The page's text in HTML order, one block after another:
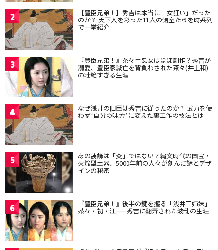
2 【豊臣兄弟！】秀吉は本当に「女狂い」だった
のか？ 天下人を彩った11人の側室たちを時系列
で一挙紹介
3 『豊臣兄弟！』茶々＝悪女はほぼ創作？秀吉が
溺愛、豊臣家滅亡を背負わされた茶々(井上和)
の壮絶すぎる生涯
4 なぜ浅井の旧臣は秀吉に従ったのか？ 武力を使
わず“自分の味方”に変えた裏工作の技法とは
5 あの装飾は「炎」ではない？縄文時代の国宝・
火焔型土器、5000年前の人々が刻んだ謎とデザ
インの秘密
6 『豊臣兄弟！』後半の鍵を握る「浅井三姉妹」
茶々・初・江——秀吉に翻弄された波乱の生涯